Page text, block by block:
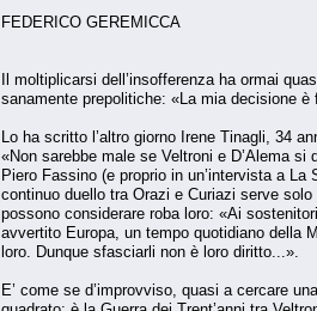
FEDERICO GEREMICCA
Il moltiplicarsi dell’insofferenza ha ormai
sanamente prepolitiche: «La mia decisione
Lo ha scritto l’altro giorno Irene Tinagli, 34
«Non sarebbe male se Veltroni e D’Alema
Piero Fassino (e proprio in un’intervista a
continuo duello tra Orazi e Curiazi serve
possono considerare roba loro: «Ai
avvertito Europa, un tempo quotidiano della
loro. Dunque sfasciarli non è loro diritto...».
E’ come se d’improvviso, quasi a cercare